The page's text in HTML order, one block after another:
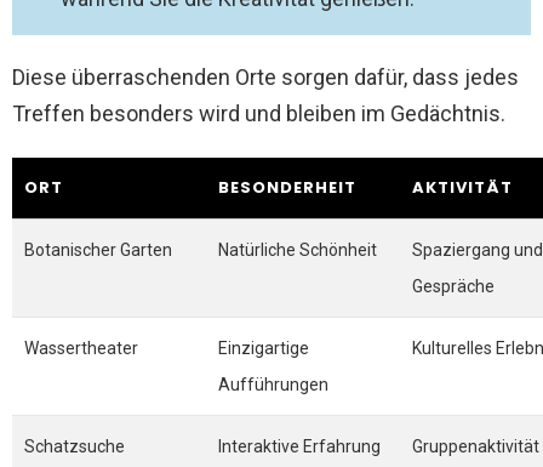
Diese überraschenden Orte sorgen dafür, dass jedes
Treffen besonders wird und bleiben im Gedächtnis.
ORT BESONDERHEIT AKTIVITÄT
Botanischer Garten Natürliche Schönheit
Spaziergang und
Gespräche
Wassertheater
Einzigartige
Aufführungen
Kulturelles
Schatzsuche Interaktive Erfahrung Gruppenaktivität